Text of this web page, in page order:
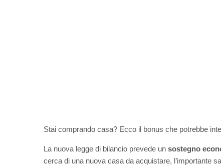
Stai comprando casa? Ecco il bonus che potrebbe
La nuova legge di bilancio prevede un sostegno
cerca di una nuova casa da acquistare, l’importante